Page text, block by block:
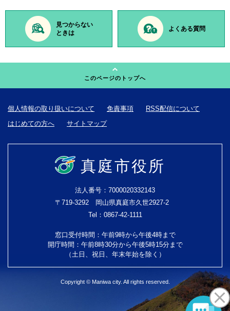
見つからない
ときは
よくある質問
このページのトップへ
個人情報の取り扱いについて 免責事項
RSS配信について
はじめての方へ
サイトマップ
真庭市役所
法人番号：7000020332143
〒719-3292 岡山県真庭市久世2927-2
Tel：0867-42-1111
窓口受付時間：午前9時から午後4時まで
開庁時間：午前8時30分から午後5時15分まで
（土日、祝日、年末年始を除く）
Copyright © Maniwa city. All rights reserved.